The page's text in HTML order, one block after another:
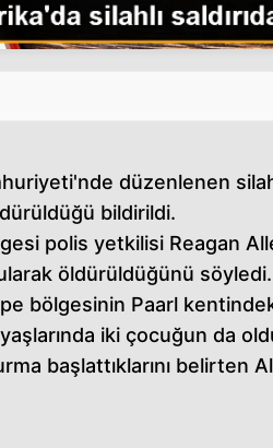
düzenlenen
bildirildi.
polis yetkilisi Reagan
öldürüldüğünü söyledi.
bölgesinin Paarl
iki çocuğun da
başlattıklarını belirten